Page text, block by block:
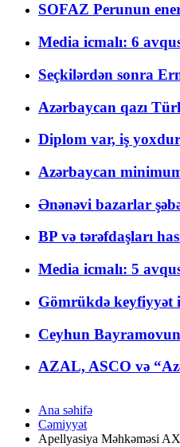
SOFAZ Perunun
Media icmalı: 6
Seçkilərdən sonra
Azərbaycan qazı
Diplom var, iş
Azərbaycan
Ənənəvi bazarlar
BP və tərəfdaşları
Media icmalı: 5
Gömrükdə keyfiyyət
Ceyhun
AZAL, ASCO və
Ana səhifə
Cəmiyyət
Apellyasiya Məhkəməsi